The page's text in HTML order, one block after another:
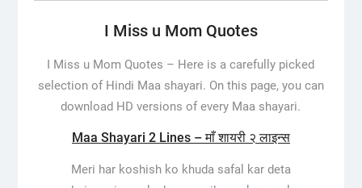
I Miss u Mom Quotes
I Miss u Mom Quotes – Here is a carefully picked
selection of Hindi Maa shayari. On this page, you can
download HD versions of every Maa shayari.
Maa Shayari 2 Lines – माँ शायरी २ लाइन्स
Meri har koshish ko khuda safal kar deta